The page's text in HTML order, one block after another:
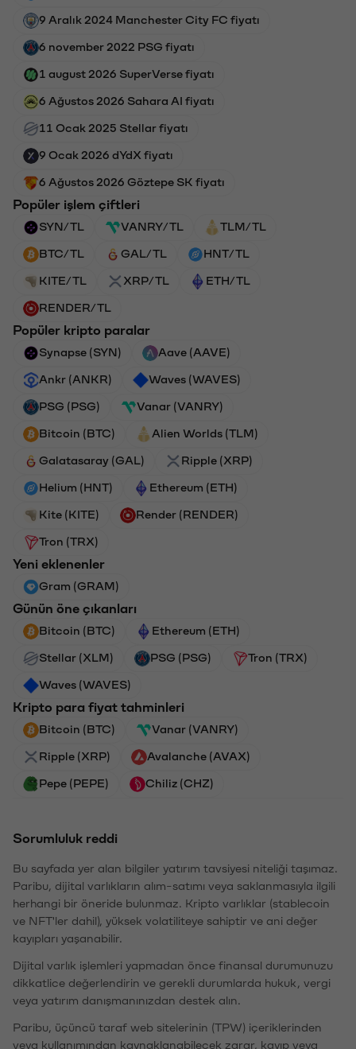
9 Aralık 2024 Manchester City FC fiyatı
6 november 2022 PSG fiyatı
1 august 2026 SuperVerse fiyatı
6 Ağustos 2026 Sahara AI fiyatı
11 Ocak 2025 Stellar fiyatı
9 Ocak 2026 dYdX fiyatı
6 Ağustos 2026 Göztepe SK fiyatı
Popüler işlem çiftleri
SYN/TL VANRY/TL TLM/TL
BTC/TL GAL/TL HNT/TL
KITE/TL XRP/TL ETH/TL
RENDER/TL
Popüler kripto paralar
Synapse (SYN) Aave (AAVE)
Ankr (ANKR) Waves (WAVES)
PSG (PSG) Vanar (VANRY)
Bitcoin (BTC) Alien Worlds (TLM)
Galatasaray (GAL) Ripple (XRP)
Helium (HNT) Ethereum (ETH)
Kite (KITE) Render (RENDER)
Tron (TRX)
Yeni eklenenler
Gram (GRAM)
Günün öne çıkanları
Bitcoin (BTC) Ethereum (ETH)
Stellar (XLM) PSG (PSG) Tron (TRX)
Waves (WAVES)
Kripto para fiyat tahminleri
Bitcoin (BTC) Vanar (VANRY)
Ripple (XRP) Avalanche (AVAX)
Pepe (PEPE) Chiliz (CHZ)
Sorumluluk reddi
Bu sayfada yer alan bilgiler yatırım tavsiyesi niteliği taşımaz.
Paribu, dijital varlıkların alım-satımı veya saklanmasıyla ilgili
herhangi bir öneride bulunmaz. Kripto varlıklar (stablecoin
ve NFT'ler dahil), yüksek volatiliteye sahiptir ve ani değer
kayıpları yaşanabilir.
Dijital varlık işlemleri yapmadan önce finansal durumunuzu
dikkatlice değerlendirin ve gerekli durumlarda hukuk, vergi
veya yatırım danışmanınızdan destek alın.
Paribu, üçüncü taraf web sitelerinin (TPW) içeriklerinden
veya kullanımından kaynaklanabilecek zarar, kayıp veya